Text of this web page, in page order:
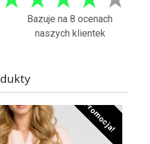
Bazuje na 8 ocenach
naszych klientek
Promocja!